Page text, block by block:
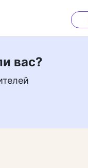
вас?